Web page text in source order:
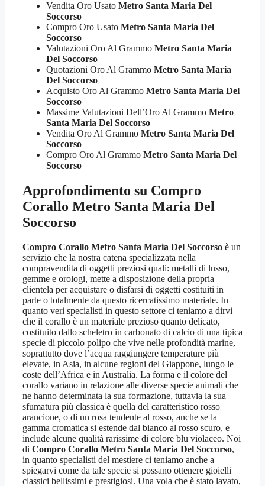
Vendita Oro Usato Metro Santa Maria Del
Soccorso
Compro Oro Usato Metro Santa Maria Del
Soccorso
Valutazioni Oro Al Grammo Metro Santa Maria
Del Soccorso
Quotazioni Oro Al Grammo Metro Santa Maria
Del Soccorso
Acquisto Oro Al Grammo Metro Santa Maria Del
Soccorso
Massime Valutazioni Dell’Oro Al Grammo Metro
Santa Maria Del Soccorso
Vendita Oro Al Grammo Metro Santa Maria Del
Soccorso
Compro Oro Al Grammo Metro Santa Maria Del
Soccorso
Approfondimento su Compro
Corallo Metro Santa Maria Del
Soccorso
Compro Corallo Metro Santa Maria Del Soccorso è un
servizio che la nostra catena specializzata nella
compravendita di oggetti preziosi quali: metalli di lusso,
gemme e orologi, mette a disposizione della propria
clientela per acquistare o disfarsi di oggetti costituiti in
parte o totalmente da questo ricercatissimo materiale. In
quanto veri specialisti in questo settore ci teniamo a dirvi
che il corallo è un materiale prezioso quanto delicato,
costituito dallo scheletro in carbonato di calcio di una tipica
specie di piccolo polipo che vive nelle profondità marine,
soprattutto dove l’acqua raggiungere temperature più
elevate, in Asia, in alcune regioni del Giappone, lungo le
coste dell’Africa e in Australia. La forma e il colore del
corallo variano in relazione alle diverse specie animali che
ne hanno determinata la sua formazione, tuttavia la sua
sfumatura più classica è quella del caratteristico rosso
arancione, o di un rosa tendente al rosso, anche se la
gamma cromatica si estende dal bianco al rosso scuro, e
include alcune qualità rarissime di colore blu violaceo. Noi
di Compro Corallo Metro Santa Maria Del Soccorso,
in quanto specialisti del mestiere ci teniamo anche a
spiegarvi come da tale specie si possano ottenere gioielli
classici bellissimi e prestigiosi. Una vola che è stato lavato,